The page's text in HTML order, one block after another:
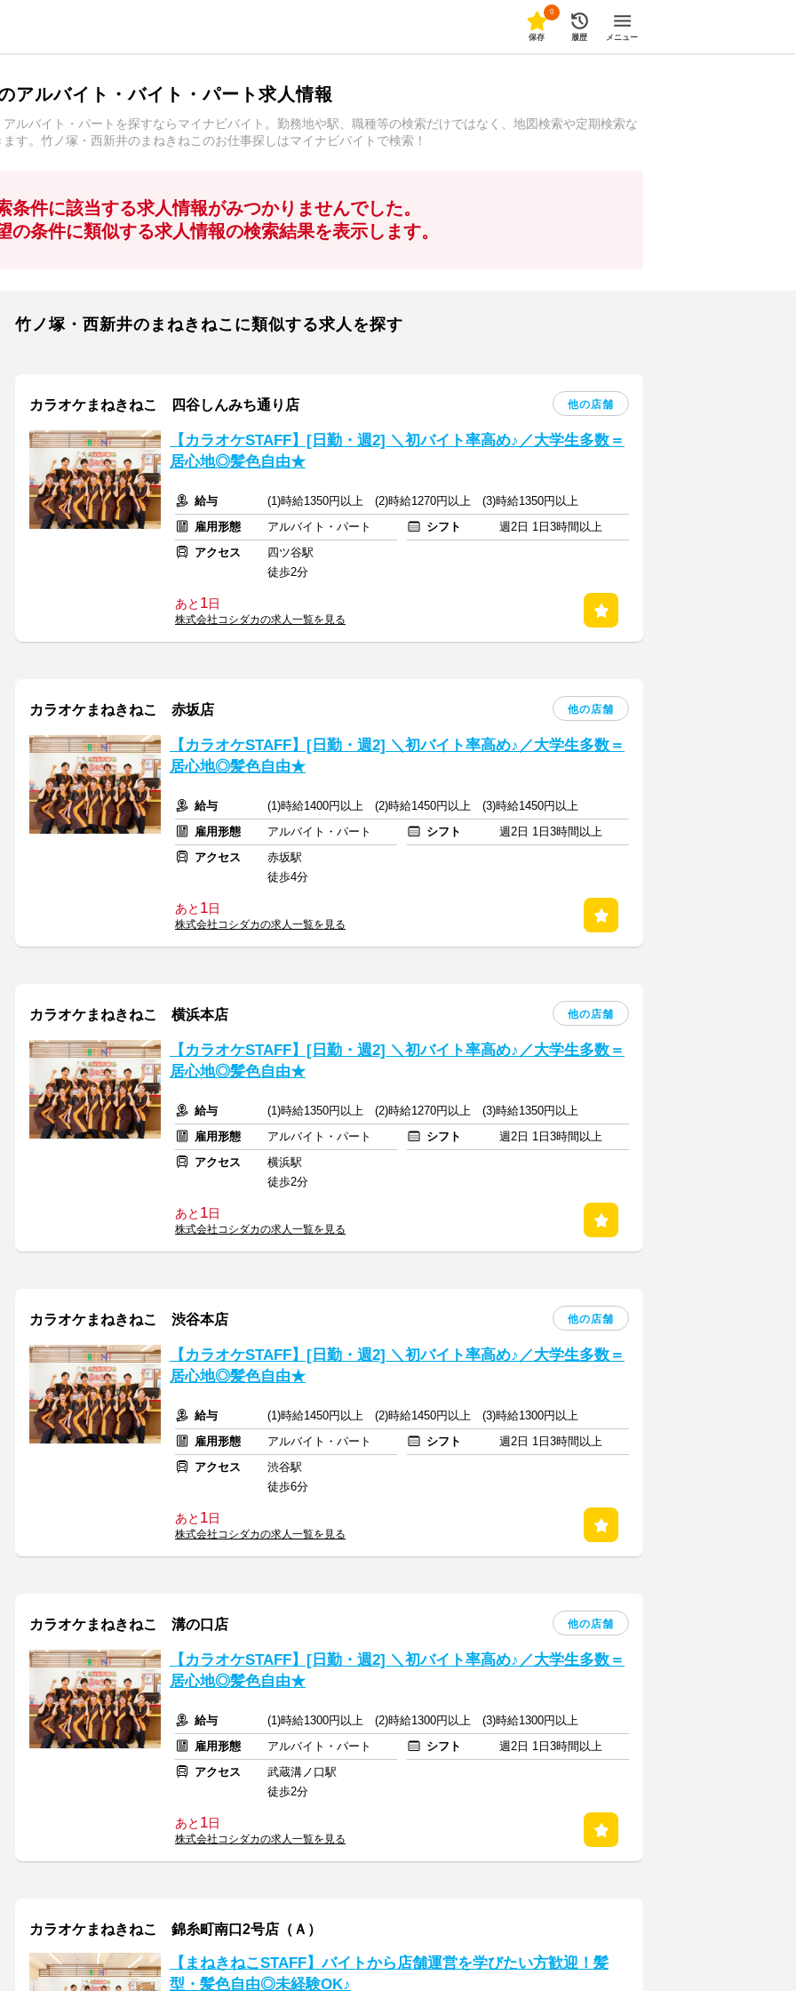
0
保存 履歴 メニュー
アルバイト・バイト・パート求人情報
ルバイト・パートを探すならマイナビバイト。勤務地や駅、職種等の検索だけではなく、地図検索や定期検索な
す。竹ノ塚・西新井のまねきねこのお仕事探しはマイナビバイトで検索！
条件に該当する求人情報がみつかりませんでした。
の条件に類似する求人情報の検索結果を表示します。
竹ノ塚・西新井のまねきねこに類似する求人を探す
カラオケまねきねこ 四谷しんみち通り店 他の店舗
【カラオケSTAFF】[日勤・週2] ＼初バイト率高め♪／大学生多数＝
居心地◎髪色自由★
給与
(1)時給1350円以上 (2)時給1270円以上 (3)時給1350円以上
雇用形態
アルバイト・パート シフト
週2日 1日3時間以上
アクセス
四ツ谷駅
徒歩2分
あと 1日
株式会社コシダカの求人一覧を見る
カラオケまねきねこ 赤坂店 他の店舗
【カラオケSTAFF】[日勤・週2] ＼初バイト率高め♪／大学生多数＝
居心地◎髪色自由★
給与
(1)時給1400円以上 (2)時給1450円以上 (3)時給1450円以上
雇用形態
アルバイト・パート シフト
週2日 1日3時間以上
アクセス
赤坂駅
徒歩4分
あと 1日
株式会社コシダカの求人一覧を見る
カラオケまねきねこ 横浜本店 他の店舗
【カラオケSTAFF】[日勤・週2] ＼初バイト率高め♪／大学生多数＝
居心地◎髪色自由★
給与
(1)時給1350円以上 (2)時給1270円以上 (3)時給1350円以上
雇用形態
アルバイト・パート シフト
週2日 1日3時間以上
アクセス
横浜駅
徒歩2分
あと 1日
株式会社コシダカの求人一覧を見る
カラオケまねきねこ 渋谷本店 他の店舗
【カラオケSTAFF】[日勤・週2] ＼初バイト率高め♪／大学生多数＝
居心地◎髪色自由★
給与
(1)時給1450円以上 (2)時給1450円以上 (3)時給1300円以上
雇用形態
アルバイト・パート シフト
週2日 1日3時間以上
アクセス
渋谷駅
徒歩6分
あと 1日
株式会社コシダカの求人一覧を見る
カラオケまねきねこ 溝の口店 他の店舗
【カラオケSTAFF】[日勤・週2] ＼初バイト率高め♪／大学生多数＝
居心地◎髪色自由★
給与
(1)時給1300円以上 (2)時給1300円以上 (3)時給1300円以上
雇用形態
アルバイト・パート シフト
週2日 1日3時間以上
アクセス
武蔵溝ノ口駅
徒歩2分
あと 1日
株式会社コシダカの求人一覧を見る
カラオケまねきねこ 錦糸町南口2号店（Ａ）
【まねきねこSTAFF】バイトから店舗運営を学びたい方歓迎！髪
型・髪色自由◎未経験OK♪